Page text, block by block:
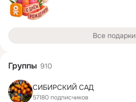
Все подарки
Группы 910
СИБИРСКИЙ САД
57180 подписчиков